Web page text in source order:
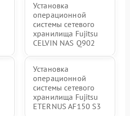
Установка
операционной
системы сетевого
хранилища Fujitsu
CELVIN NAS Q902
Установка
операционной
системы сетевого
хранилища Fujitsu
ETERNUS AF150 S3